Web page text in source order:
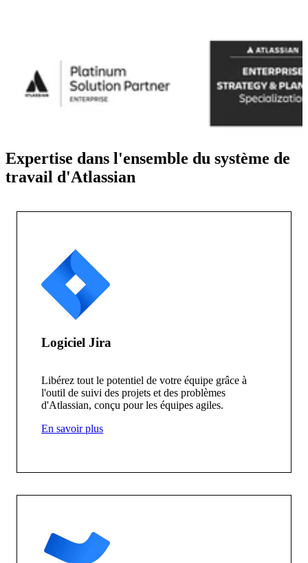
Expertise dans l'ensemble du système de
travail d'Atlassian
Logiciel Jira
Libérez tout le potentiel de votre équipe grâce à
l'outil de suivi des projets et des problèmes
d'Atlassian, conçu pour les équipes agiles.
En savoir plus